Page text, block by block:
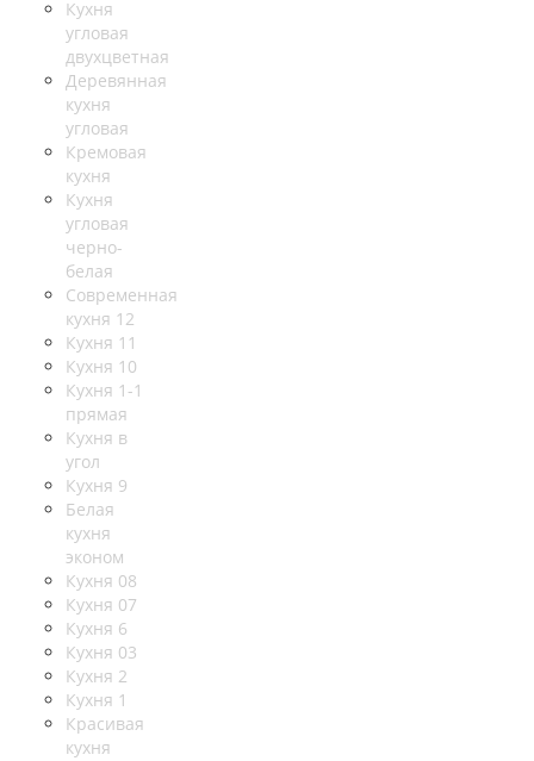
Кухня
угловая
двухцветная
Деревянная
кухня
угловая
Кремовая
кухня
Кухня
угловая
черно-
белая
Современная
кухня 12
Кухня 11
Кухня 10
Кухня 1-1
прямая
Кухня в
угол
Кухня 9
Белая
кухня
эконом
Кухня 08
Кухня 07
Кухня 6
Кухня 03
Кухня 2
Кухня 1
Красивая
кухня